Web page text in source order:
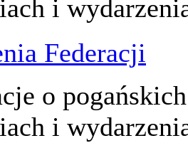
i
Federacji
o pogańskich
i